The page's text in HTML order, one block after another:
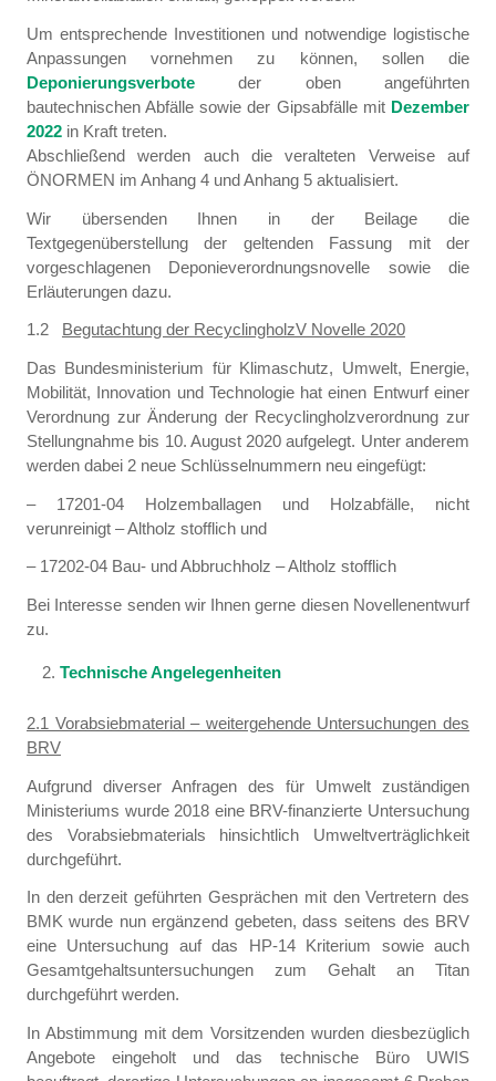
Um entsprechende Investitionen und notwendige logistische
Anpassungen vornehmen zu können, sollen die
Deponierungsverboteder oben angeführten
bautechnischen Abfälle sowie der Gipsabfälle mit Dezember
2022in Kraft treten.
Abschließend werden auch die veralteten Verweise auf
ÖNORMEN im Anhang 4 und Anhang 5 aktualisiert.
Wir übersenden Ihnen in der Beilage die
Textgegenüberstellung der geltenden Fassung mit der
vorgeschlagenen Deponieverordnungsnovelle sowie die
Erläuterungen dazu.
1.2 Begutachtung der RecyclingholzV Novelle 2020
Das Bundesministerium für Klimaschutz, Umwelt, Energie,
Mobilität, Innovation und Technologie hat einen Entwurf einer
Verordnung zur Änderung der Recyclingholzverordnung zur
Stellungnahme bis 10. August 2020 aufgelegt. Unter anderem
werden dabei 2 neue Schlüsselnummern neu eingefügt:
– 17201-04 Holzemballagen und Holzabfälle, nicht
verunreinigt – Altholz stofflich und
– 17202-04 Bau- und Abbruchholz – Altholz stofflich
Bei Interesse senden wir Ihnen gerne diesen Novellenentwurf
zu.
Technische Angelegenheiten
2.1 Vorabsiebmaterial – weitergehende Untersuchungen des
BRV
Aufgrund diverser Anfragen des für Umwelt zuständigen
Ministeriums wurde 2018 eine BRV-finanzierte Untersuchung
des Vorabsiebmaterials hinsichtlich Umweltverträglichkeit
durchgeführt.
In den derzeit geführten Gesprächen mit den Vertretern des
BMK wurde nun ergänzend gebeten, dass seitens des BRV
eine Untersuchung auf das HP-14 Kriterium sowie auch
Gesamtgehaltsuntersuchungen zum Gehalt an Titan
durchgeführt werden.
In Abstimmung mit dem Vorsitzenden wurden diesbezüglich
Angebote eingeholt und das technische Büro UWIS